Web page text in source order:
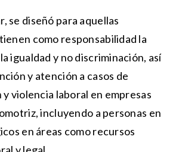
se diseñó para aquellas
como responsabilidad la
igualdad y no discriminación, así
y atención a casos de
violencia laboral en empresas
incluyendo a personas en
en áreas como recursos